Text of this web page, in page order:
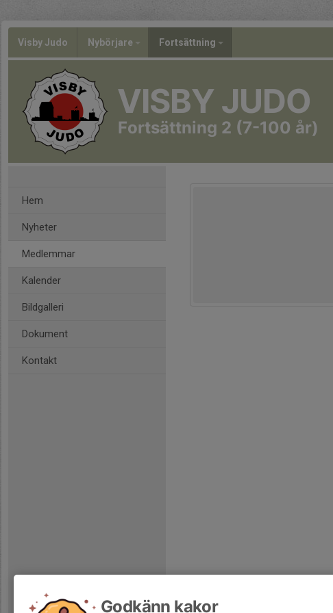
Visby Judo Nybörjare Fortsättning
VISBY JUDO
Fortsättning 2 (7-100 år)
Hem
Nyheter
Medlemmar
Kalender
Bildgalleri
Dokument
Kontakt
Godkänn kakor